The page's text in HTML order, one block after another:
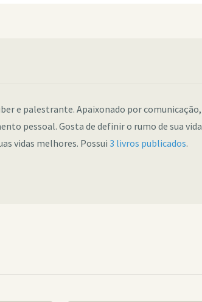
e palestrante. Apaixonado por comunicação,
pessoal. Gosta de definir o rumo de sua vida
vidas melhores. Possui3 livros publicados.